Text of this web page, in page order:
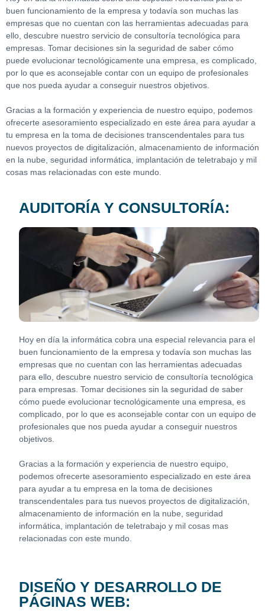
buen funcionamiento de la empresa y todavía son muchas las
empresas que no cuentan con las herramientas adecuadas para
ello, descubre nuestro servicio de consultoría tecnológica para
empresas. Tomar decisiones sin la seguridad de saber cómo
puede evolucionar tecnológicamente una empresa, es complicado,
por lo que es aconsejable contar con un equipo de profesionales
que nos pueda ayudar a conseguir nuestros objetivos.
Gracias a la formación y experiencia de nuestro equipo, podemos
ofrecerte asesoramiento especializado en este área para ayudar a
tu empresa en la toma de decisiones transcendentales para tus
nuevos proyectos de digitalización, almacenamiento de información
en la nube, seguridad informática, implantación de teletrabajo y mil
cosas mas relacionadas con este mundo.
AUDITORÍA Y CONSULTORÍA:
Hoy en día la informática cobra una especial relevancia para el
buen funcionamiento de la empresa y todavía son muchas las
empresas que no cuentan con las herramientas adecuadas
para ello, descubre nuestro servicio de consultoría tecnológica
para empresas. Tomar decisiones sin la seguridad de saber
cómo puede evolucionar tecnológicamente una empresa, es
complicado, por lo que es aconsejable contar con un equipo de
profesionales que nos pueda ayudar a conseguir nuestros
objetivos.
Gracias a la formación y experiencia de nuestro equipo,
podemos ofrecerte asesoramiento especializado en este área
para ayudar a tu empresa en la toma de decisiones
transcendentales para tus nuevos proyectos de digitalización,
almacenamiento de información en la nube, seguridad
informática, implantación de teletrabajo y mil cosas mas
relacionadas con este mundo.
DISEÑO Y DESARROLLO DE
PÁGINAS WEB: